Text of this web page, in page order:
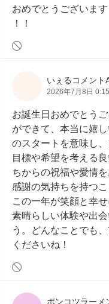
おめでとうございま
！！
いぇるコメント
2026年7月8日 0:15
お誕生日おめでとう
ができて、本当に嬉
のスタートを意味し
目標や希望を考える
ちからの祝福や愛情
感謝の気持ちを持つ
この一年が笑顔と幸
素晴らしい体験や出
う。どんなことでも
くださいね！
ポンコツラーメ